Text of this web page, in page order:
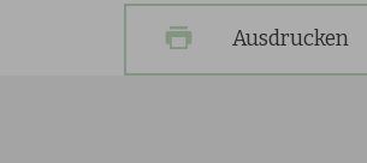
Ausdrucken